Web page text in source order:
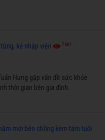
kẻ nhập viện 7681
Hưng gặp vấn đề sức khỏe
thời gian bên gia đình.
mới bên chồng kém tám tuổi